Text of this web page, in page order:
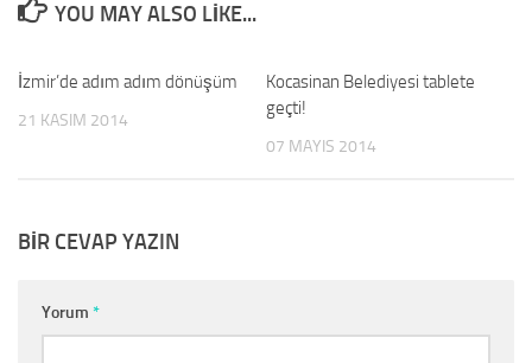
YOU MAY ALSO LIKE...
İzmir’de adım adım dönüşüm
21 KASIM 2014
Kocasinan Belediyesi tablete
geçti!
07 MAYIS 2014
BIR CEVAP YAZIN
Yorum *